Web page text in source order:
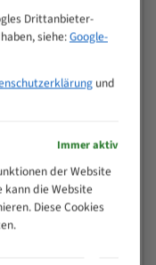
Drittanbieter-
siehe:Google-
und
Immer aktiv
der Website
kann die Website
Diese Cookies